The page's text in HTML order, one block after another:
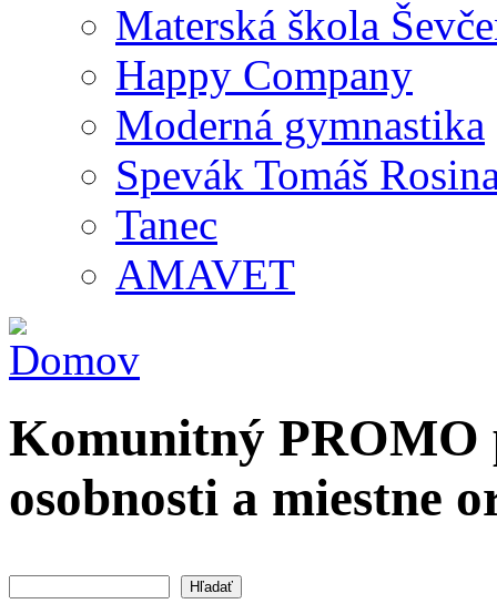
Materská škola
Happy Company
Moderná gymnastika
Spevák Tomáš
Tanec
AMAVET
Komunitný
osobnosti a miestne